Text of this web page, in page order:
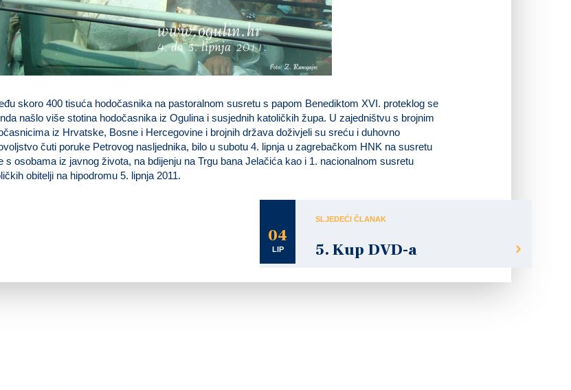
skoro 400 tisuća hodočasnika na pastoralnom susretu s papom Benediktom XVI. proteklog se
našlo više stotina hodočasnika iz Ogulina i susjednih katoličkih župa. U zajedništvu s brojnim
iz Hrvatske, Bosne i Hercegovine i brojnih država doživjeli su sreću i duhovno
čuti poruke Petrovog nasljednika, bilo u subotu 4. lipnja u zagrebačkom HNK na susretu
s osobama iz javnog života, na bdijenju na Trgu bana Jelačića kao i 1. nacionalnom susretu
obitelji na hipodromu 5. lipnja 2011.
04
LIP
SLJEDEĆI ČLANAK
5. Kup DVD-a